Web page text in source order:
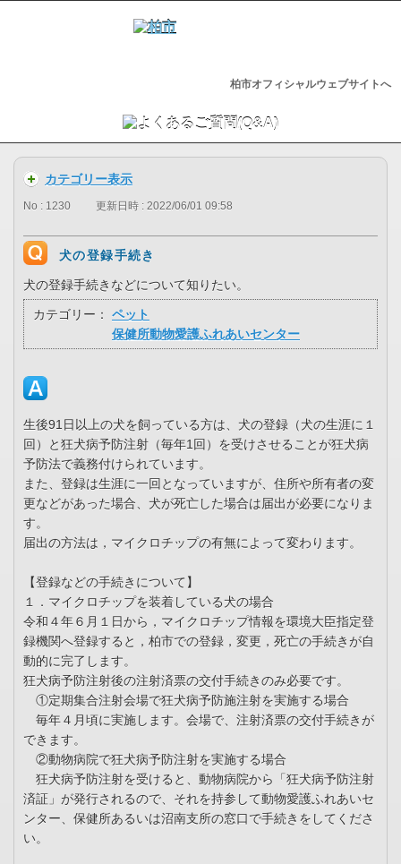
柏市オフィシャルウェブサイトへ
カテゴリー表示
No : 1230 更新日時 : 2022/06/01 09:58
犬の登録手続き
犬の登録手続きなどについて知りたい。
カテゴリー：
ペット
保健所動物愛護ふれあいセンター
生後91日以上の犬を飼っている方は、犬の登録（犬の生涯に１
回）と狂犬病予防注射（毎年1回）を受けさせることが狂犬病
予防法で義務付けられています。
また、登録は生涯に一回となっていますが、住所や所有者の変
更などがあった場合、犬が死亡した場合は届出が必要になりま
す。
届出の方法は，マイクロチップの有無によって変わります。
【登録などの手続きについて】
１．マイクロチップを装着している犬の場合
令和４年６月１日から，マイクロチップ情報を環境大臣指定登
録機関へ登録すると，柏市での登録，変更，死亡の手続きが自
動的に完了します。
狂犬病予防注射後の注射済票の交付手続きのみ必要です。
①定期集合注射会場で狂犬病予防施注射を実施する場合
毎年４月頃に実施します。会場で、注射済票の交付手続きが
できます。
②動物病院で狂犬病予防注射を実施する場合
狂犬病予防注射を受けると、動物病院から「狂犬病予防注射
済証」が発行されるので、それを持参して動物愛護ふれあいセ
ンター、保健所あるいは沼南支所の窓口で手続きをしてくださ
い。